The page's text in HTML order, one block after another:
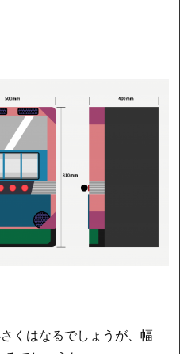
くはなるでしょうが、幅